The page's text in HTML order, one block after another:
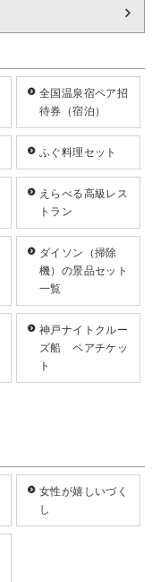
全国温泉宿ペア招
待券（宿泊）
ふぐ料理セット
えらべる高級レス
トラン
ダイソン（掃除
機）の景品セット
一覧
神戸ナイトクルー
ズ船 ペアチケッ
ト
女性が嬉しいづく
し